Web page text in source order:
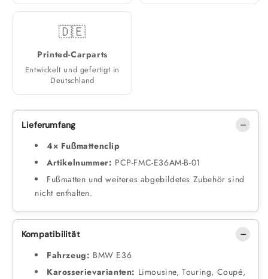
🇩🇪
Printed-Carparts
Entwickelt und gefertigt in
Deutschland
Lieferumfang
4× Fußmattenclip
Artikelnummer: PCP-FMC-E36AM-B-01
Fußmatten und weiteres abgebildetes Zubehör sind
nicht enthalten.
Kompatibilität
Fahrzeug: BMW E36
Karosserievarianten: Limousine, Touring, Coupé,